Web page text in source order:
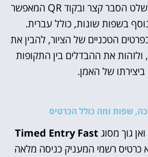
כל יצירה מלווה בשלט הסבר קצר ובקוד QR המאפשר
בשפות שונות, כולל עברית.
הטכניים של הציור, להבין את
ולזהות את ההבדלים בין התקופות
ביצירתו של האמן.
שפות ומה כולל הכרטיס
גוך מסוג Timed Entry Fast
כרטיס רשמי המעניק כניסה מלאה